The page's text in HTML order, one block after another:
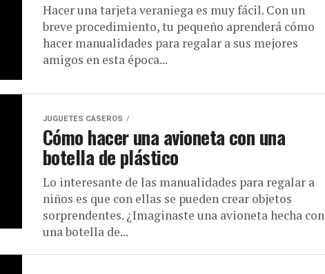
Hacer una tarjeta veraniega es muy fácil. Con un
breve procedimiento, tu pequeño aprenderá cómo
hacer manualidades para regalar a sus mejores
amigos en esta época...
JUGUETES CASEROS
Cómo hacer una avioneta con una
botella de plástico
Lo interesante de las manualidades para regalar a
niños es que con ellas se pueden crear objetos
sorprendentes. ¿Imaginaste una avioneta hecha con
una botella de...